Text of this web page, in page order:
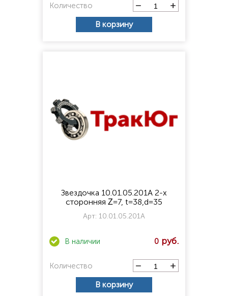
Количество
В корзину
Звездочка 10.01.05.201А 2-х
сторонняя Ζ=7, t=38,d=35
Арт: 10.01.05.201А
0
Количество
В корзину